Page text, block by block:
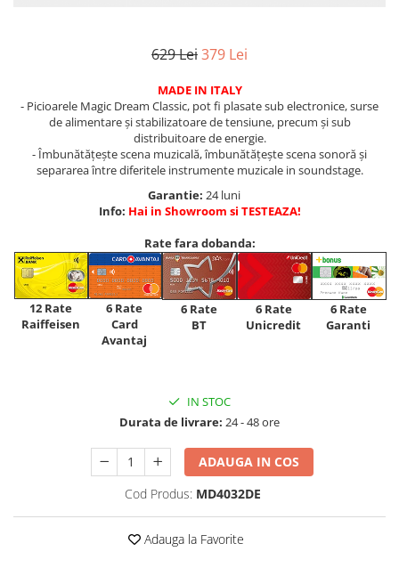
629 Lei379 Lei
MADE IN ITALY
- Picioarele Magic Dream Classic, pot fi plasate sub electronice, surse
de alimentare și stabilizatoare de tensiune, precum și sub
distribuitoare de energie.
- Îmbunătățește scena muzicală, îmbunătățește scena sonoră și
separarea între diferitele instrumente muzicale in soundstage.
Garantie: 24 luni
Info: Hai in Showroom si TESTEAZA!
Rate fara dobanda:
12 Rate
Raiffeisen
6 Rate
Card
Avantaj
6 Rate
BT
6 Rate
Unicredit
6 Rate
Garanti
IN STOC
Durata de livrare: 24 - 48 ore
ADAUGA IN COS
Cod Produs: MD4032DE
Adauga la Favorite